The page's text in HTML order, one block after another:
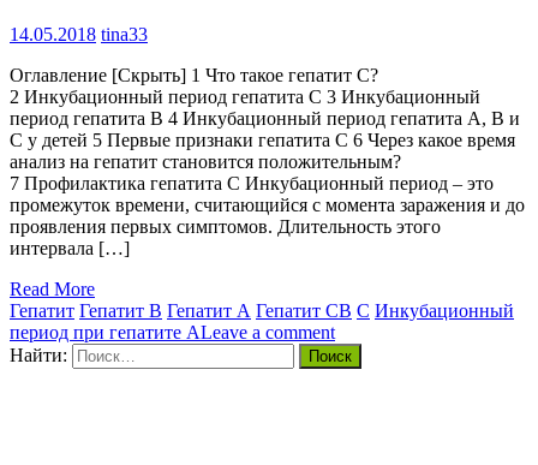
14.05.2018 tina33
Оглавление [Скрыть] 1 Что такое гепатит С?
2 Инкубационный период гепатита С 3 Инкубационный
период гепатита В 4 Инкубационный период гепатита A, В и
С у детей 5 Первые признаки гепатита С 6 Через какое время
анализ на гепатит становится положительным?
7 Профилактика гепатита С Инкубационный период – это
промежуток времени, считающийся с момента заражения и до
проявления первых симптомов. Длительность этого
интервала […]
Read More
Гепатит Гепатит B Гепатит А Гепатит СB C Инкубационный
период при гепатите ALeave a comment
Найти: